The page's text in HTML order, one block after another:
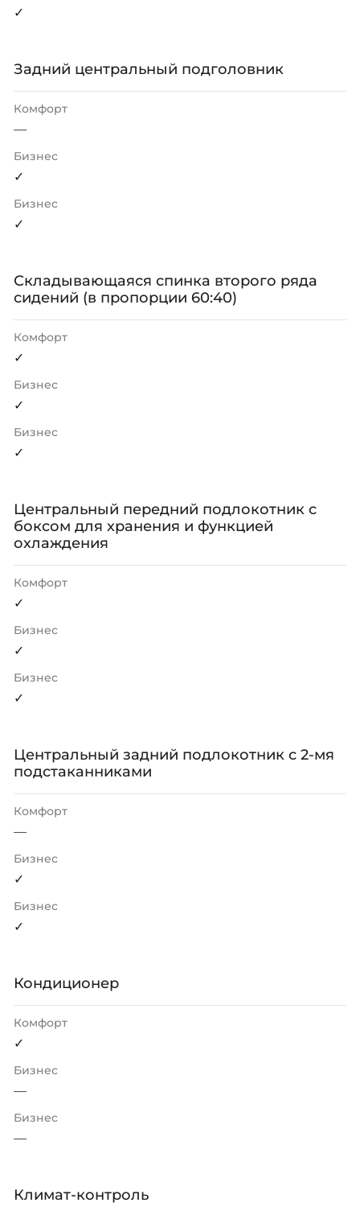
✓
Задний центральный подголовник
Комфорт
—
Бизнес
✓
Бизнес
✓
Складывающаяся спинка второго ряда
сидений (в пропорции 60:40)
Комфорт
✓
Бизнес
✓
Бизнес
✓
Центральный передний подлокотник с
боксом для хранения и функцией
охлаждения
Комфорт
✓
Бизнес
✓
Бизнес
✓
Центральный задний подлокотник с 2-мя
подстаканниками
Комфорт
—
Бизнес
✓
Бизнес
✓
Кондиционер
Комфорт
✓
Бизнес
—
Бизнес
—
Климат-контроль